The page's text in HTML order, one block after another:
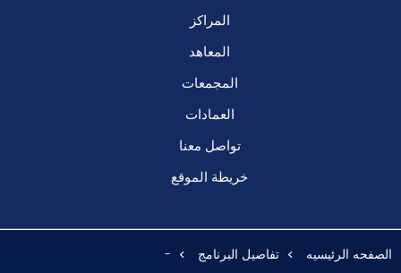
المراكز
المعاهد
المجمعات
العمادات
تواصل معنا
خريطة الموقع
الصفحه الرئيسيه تفاصيل البرنامج -